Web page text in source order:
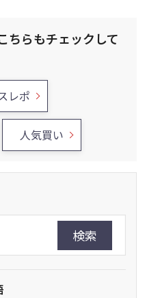
ちらもチェックして
レポ
人気買い
検索